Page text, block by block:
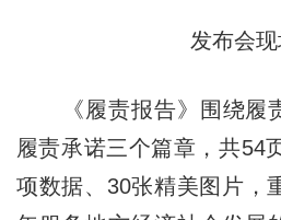
发布会
《履责报告》围绕履责
履责承诺三个篇章，共54
项数据、30张精美图片，